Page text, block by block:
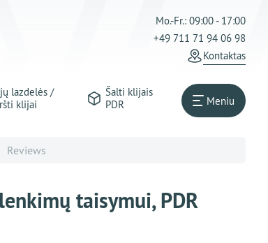
Mo.-Fr.: 09:00 - 17:00
+49 711 71 94 06 98
Kontaktas
lazdelės /
klijai
Šalti klijais
PDR
Meniu
Reviews
taisymui, PDR